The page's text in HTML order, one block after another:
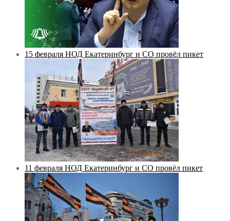
15 февраля НОД Екатеринбург и СО провёл пикет
11 февраля НОД Екатеринбург и СО провёл пикет